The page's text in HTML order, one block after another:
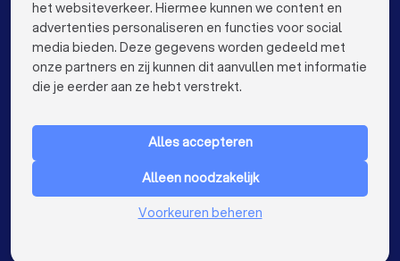
Weddingplanners in Den Haag
Weddingplanners in Utrecht
Weddingplanners in Tilburg
Weddingplanners in Groningen
Weddingplanners in Almere
VOOR PARTICULIEREN keyboard_arrow_down
Nederland
het websiteverkeer. Hiermee kunnen we content en
advertenties personaliseren en functies voor social
media bieden. Deze gegevens worden gedeeld met
onze partners en zij kunnen dit aanvullen met informatie
die je eerder aan ze hebt verstrekt.
Alles accepteren
Alleen noodzakelijk
Voorkeuren beheren